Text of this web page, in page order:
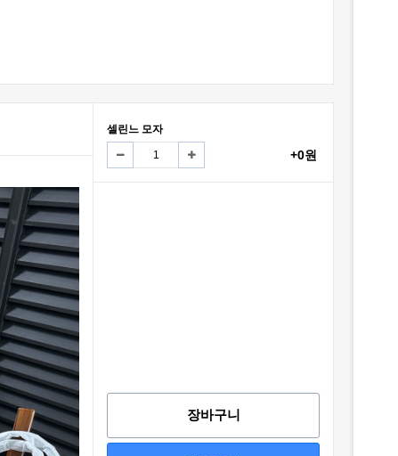
셀린느 모자
+0원
장바구니